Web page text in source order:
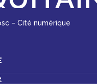
– Cité numérique